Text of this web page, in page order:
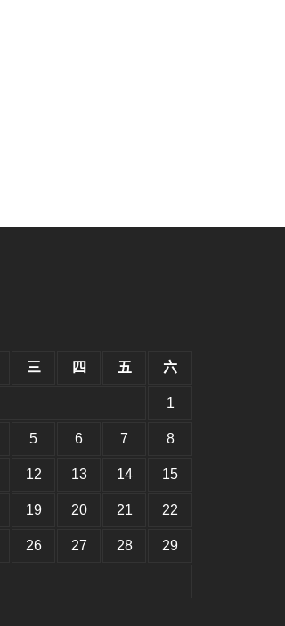
三 四 五 六
1
5 6 7 8
12 13 14 15
19 20 21 22
26 27 28 29